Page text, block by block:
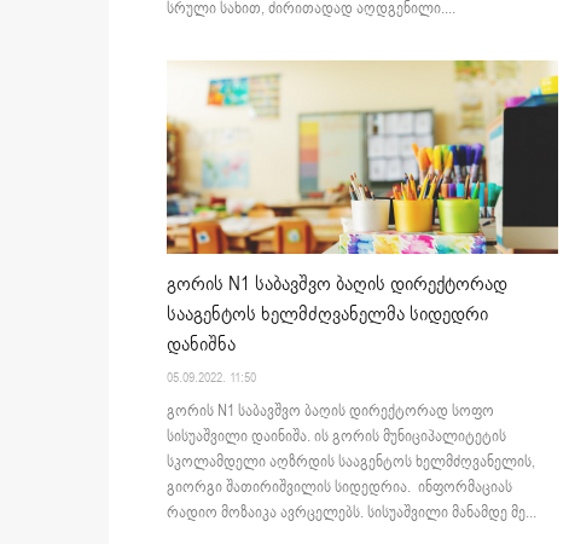
სრული სახით, ძირითადად აღდგენილი....
გორის N1 საბავშვო ბაღის დირექტორად
სააგენტოს ხელმძღვანელმა სიდედრი
დანიშნა
05.09.2022. 11:50
გორის N1 საბავშვო ბაღის დირექტორად სოფო
სისუაშვილი დაინიშა. ის გორის მუნიციპალიტეტის
სკოლამდელი აღზრდის სააგენტოს ხელმძღვანელის,
გიორგი შათირიშვილის სიდედრია. ინფორმაციას
რადიო მოზაიკა ავრცელებს. სისუაშვილი მანამდე მე...